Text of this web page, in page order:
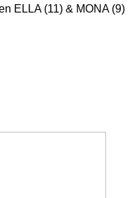
ELLA (11) & MONA (9)